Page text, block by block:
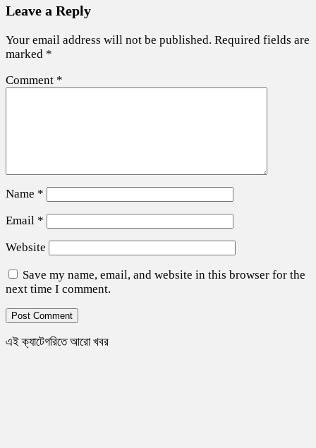
Leave a Reply
Your email address will not be published. Required fields are
marked *
Comment *
Name *
Email *
Website
Save my name, email, and website in this browser for the
next time I comment.
এই ক্যাটেগরিতে আরো খবর